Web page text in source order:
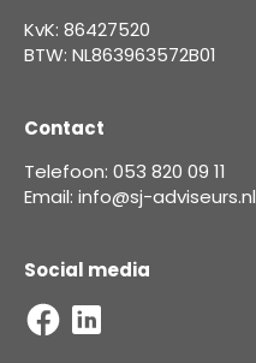
KvK: 86427520
BTW: NL863963572B01
Contact
Telefoon: 053 820 09 11
Email: info@sj-adviseurs.nl
Social media